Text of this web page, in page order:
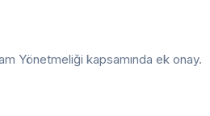
Yönetmeliği kapsamında ek onay.